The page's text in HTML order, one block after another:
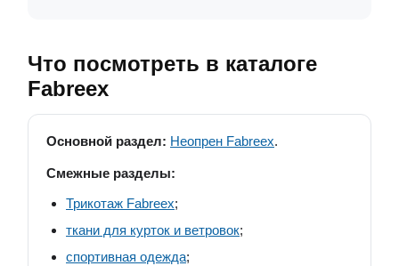
Что посмотреть в каталоге
Fabreex
Основной раздел: Неопрен Fabreex.
Смежные разделы:
Трикотаж Fabreex;
ткани для курток и ветровок;
спортивная одежда;